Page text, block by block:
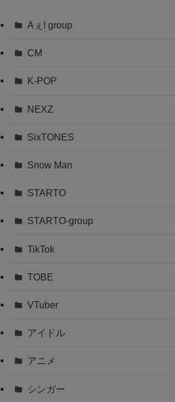
Aぇ! group
CM
K-POP
NEXZ
SixTONES
Snow Man
STARTO
STARTO-group
TikTok
TOBE
VTuber
アイドル
アニメ
シンガー